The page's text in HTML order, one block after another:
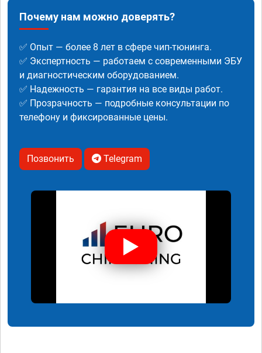
Почему нам можно доверять?
✅ Опыт — более 8 лет в сфере чип-тюнинга.
✅ Экспертность — работаем с современными ЭБУ
и диагностическим оборудованием.
✅ Надежность — гарантия на все виды работ.
✅ Прозрачность — подробные консультации по
телефону и фиксированные цены.
Позвонить Telegram